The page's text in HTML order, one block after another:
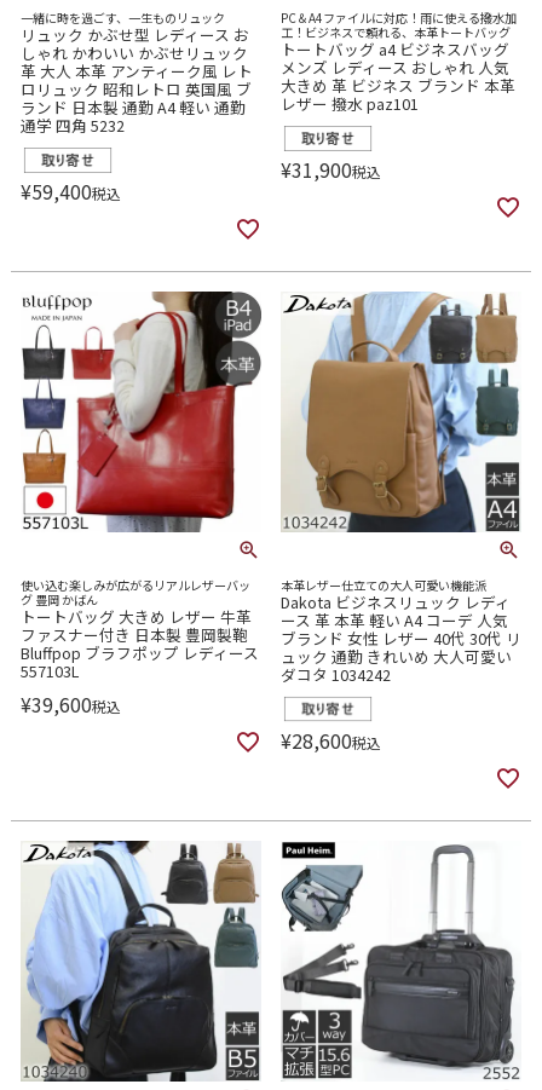
一緒に時を過ごす、一生ものリュック
リュック かぶせ型 レディース お
しゃれ かわいい かぶせリュック
革 大人 本革 アンティーク風 レト
ロリュック 昭和レトロ 英国風 ブ
ランド 日本製 通勤 A4 軽い 通勤
通学 四角 5232
¥59,400税込
PC＆A4ファイルに対応！雨に使える撥水加
工！ビジネスで頼れる、本革トートバッグ
トートバッグ a4 ビジネスバッグ
メンズ レディース おしゃれ 人気
大きめ 革 ビジネス ブランド 本革
レザー 撥水 paz101
¥31,900税込
使い込む楽しみが広がるリアルレザーバッ
グ 豊岡 かばん
トートバッグ 大きめ レザー 牛革
ファスナー付き 日本製 豊岡製鞄
Bluffpop ブラフポップ レディース
557103L
¥39,600税込
本革レザー仕立ての大人可愛い機能派
Dakota ビジネスリュック レディ
ース 革 本革 軽い A4 コーデ 人気
ブランド 女性 レザー 40代 30代 リ
ュック 通勤 きれいめ 大人可愛い
ダコタ 1034242
¥28,600税込